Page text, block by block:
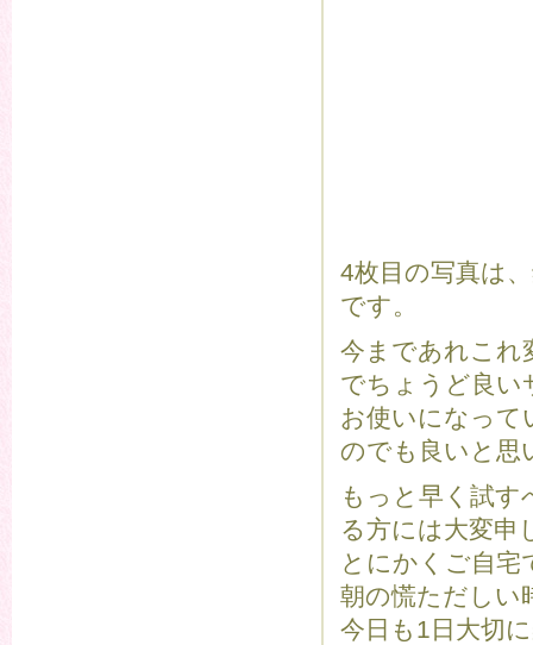
4枚目の写真は
です。
今まであれこれ
でちょうど良い
お使いになって
のでも良いと思
もっと早く試
る方には大変申
とにかくご自宅
朝の慌ただしい
今日も1日大切